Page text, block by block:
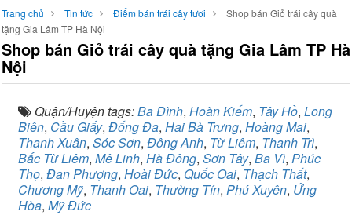
Trang chủ Tin tức Điểm bán trái cây tươi
Shop bán Giỏ trái cây quà
tặng Gia Lâm TP Hà Nội
Shop bán Giỏ trái cây quà tặng Gia Lâm TP Hà
Nội
Quận/Huyện tags:Ba Đình, Hoàn Kiếm, Tây Hồ, Long
Biên, Cầu Giấy, Đống Đa, Hai Bà Trưng, Hoàng Mai,
Thanh Xuân, Sóc Sơn, Đông Anh, Từ Liêm, Thanh Trì,
Bắc Từ Liêm, Mê Linh, Hà Đông, Sơn Tây, Ba Vì, Phúc
Thọ, Đan Phượng, Hoài Đức, Quốc Oai, Thạch Thất,
Chương Mỹ, Thanh Oai, Thường Tín, Phú Xuyên, Ứng
Hòa, Mỹ Đức